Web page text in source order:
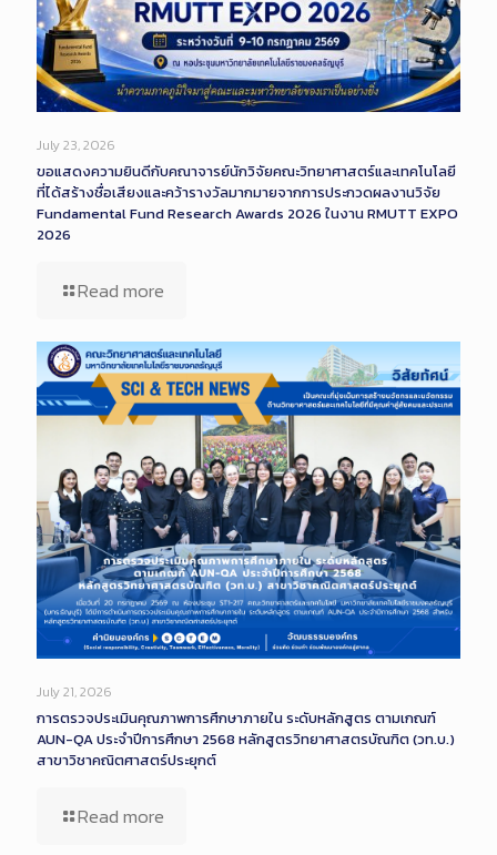
July 23, 2026
ขอแสดงความยินดีกับคณาจารย์นักวิจัยคณะวิทยาศาสตร์และเทคโนโลยี
ที่ได้สร้างชื่อเสียงและคว้ารางวัลมากมายจากการประกวดผลงานวิจัย
Fundamental Fund Research Awards 2026 ในงาน RMUTT EXPO
2026
Read more
July 21, 2026
การตรวจประเมินคุณภาพการศึกษาภายใน ระดับหลักสูตร ตามเกณฑ์
AUN-QA ประจำปีการศึกษา 2568 หลักสูตรวิทยาศาสตรบัณฑิต (วท.บ.)
สาขาวิชาคณิตศาสตร์ประยุกต์
Read more